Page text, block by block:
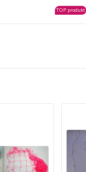
TOP produkt